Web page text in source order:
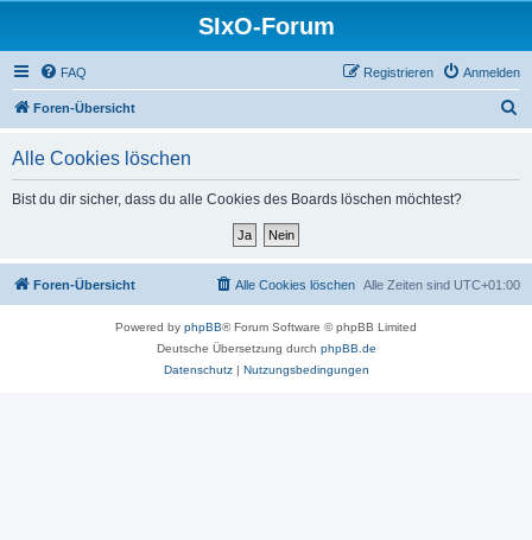
SIxO-Forum
FAQ Anmelden
Registrieren
Foren-Übersicht
Alle Cookies löschen
Bist du dir sicher, dass du alle Cookies des Boards löschen möchtest?
Foren-Übersicht Alle Zeiten sind UTC+01:00
Alle Cookies löschen
Powered by phpBB® Forum Software © phpBB Limited
Deutsche Übersetzung durch phpBB.de
Datenschutz| Nutzungsbedingungen